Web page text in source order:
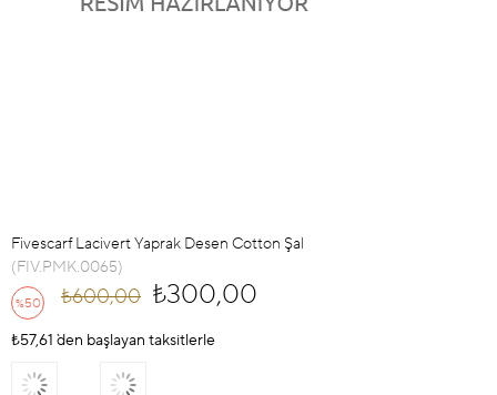
Fivescarf Lacivert Yaprak Desen Cotton Şal
(FIV.PMK.0065)
%50
İndirim
₺600,00 ₺300,00
₺57,61 `den başlayan taksitlerle